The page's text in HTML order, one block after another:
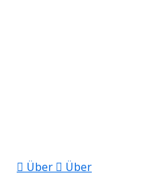
Über
Über